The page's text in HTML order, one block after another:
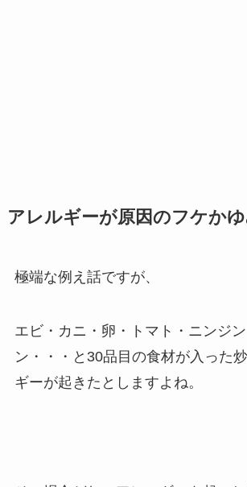
アレルギーが原因のフケか
極端な例え話ですが、
エビ・カニ・卵・トマト・ニンジ
ン・・・と30品目の食材が入った
ギーが起きたとしますよね。